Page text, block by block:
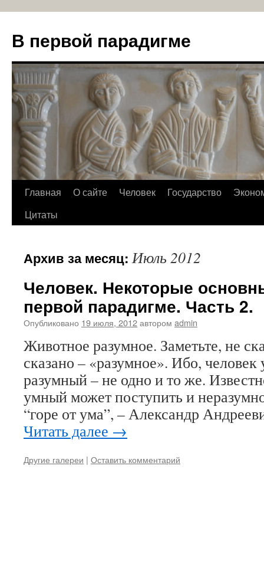
В первой парадигме
Перейти
Главная О сайте Человек Государство
Цитаты
Архив за месяц:Июль 2012
Человек. Некоторые
первой парадигме. Часть 2.
Опубликовано 19 июля, 2012автором admin
Животное разумное. Заметьте, не
сказано – «разумное». Ибо,
разумный – не одно и то же.
умный может поступить и
“горе от ума”, – Александр
Читать далее →
Другие галереи | Оставить комментарий